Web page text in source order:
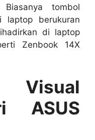
tombol
laptop berukuran
di laptop
Zenbook 14X
ASUS